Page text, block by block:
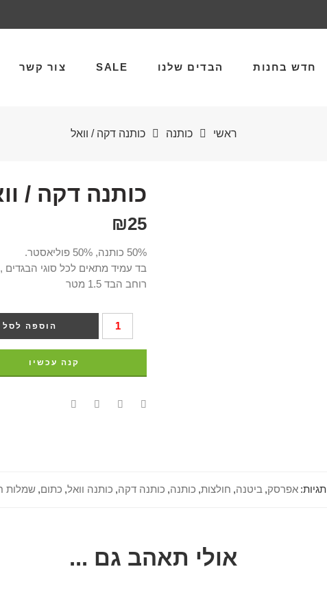
חדש בחנות הבדים שלנו SALE צור קשר
ראשי כותנה כותנה דקה / וואל
כותנה דקה /
₪25
50% כותנה, 50% פוליאסטר.
בד עמיד מתאים לכל סוגי הבגדים
רוחב הבד 1.5 מטר
הוספה לסל
קנה עכשיו
תגיות: אפרסק, ביטנה, חולצות, כותנה, כותנה דקה, כותנה וואל, כתום, שמלות
אולי תאהב גם ...